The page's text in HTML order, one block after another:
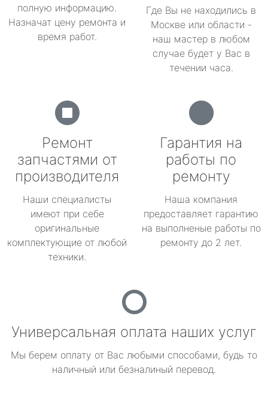
полную информацию.
Назначат цену ремонта и
время работ.
Где Вы не находились в
Москве или области -
наш мастер в любом
случае будет у Вас в
течении часа.
Ремонт
запчастями от
производителя
Наши специалисты
имеют при себе
оригинальные
комплектующие от любой
техники.
Гарантия на
работы по
ремонту
Наша компания
предоставляет гарантию
на выполненые работы по
ремонту до 2 лет.
Универсальная оплата наших услуг
Мы берем оплату от Вас любыми способами, будь то
наличный или безналиный перевод.